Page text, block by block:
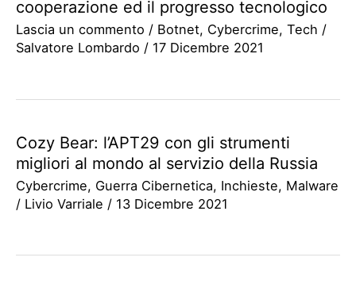
cooperazione ed il progresso tecnologico
Lascia un commento / Botnet, Cybercrime, Tech /
Salvatore Lombardo / 17 Dicembre 2021
Cozy Bear: l’APT29 con gli strumenti
migliori al mondo al servizio della Russia
Cybercrime, Guerra Cibernetica, Inchieste, Malware
/ Livio Varriale / 13 Dicembre 2021